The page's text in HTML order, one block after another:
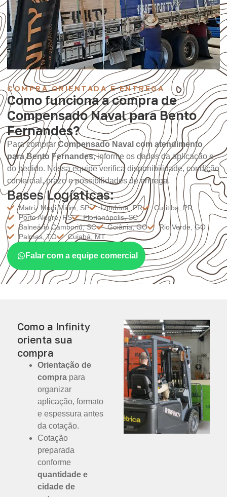
COMPRA ORIENTADA E ENTREGA
Como funciona a compra de
Compensado Naval para Bento
Fernandes?
Para comprar Compensado Naval com atendimento
para Bento Fernandes, informe os dados da aplicação e
do pedido. Nossa equipe verifica disponibilidade, condição
comercial, prazo e possibilidades de entrega.
Bases Logísticas:
Matriz Mogi Mirim, SP Londrina, PR
Curitiba, PR
Porto Alegre, RS
Florianópolis, SC
Balneário Camboriú, SC
Goiânia, GO
Rio Verde, GO
Palmas, TO
Cuiabá, MT
Falar com a equipe comercial
Como a Infinity
orienta sua
compra
Orientação de
compra para
organizar
aplicação, formato
e espessura antes
da cotação.
Cotação
preparada
conforme
quantidade e
cidade de